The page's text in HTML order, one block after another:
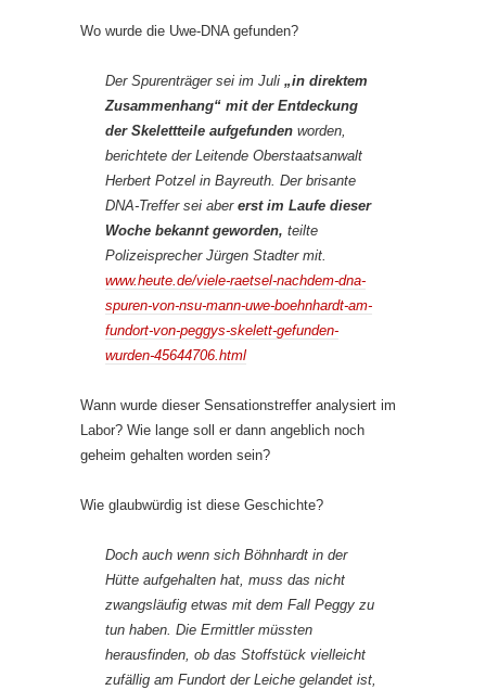
Wo wurde die Uwe-DNA gefunden?
Der Spurenträger sei im Juli „in direktem
Zusammenhang“ mit der Entdeckung
der Skelettteile aufgefunden worden,
berichtete der Leitende Oberstaatsanwalt
Herbert Potzel in Bayreuth. Der brisante
DNA-Treffer sei aber erst im Laufe dieser
Woche bekannt geworden, teilte
Polizeisprecher Jürgen Stadter mit.
www.heute.de/viele-raetsel-nachdem-dna-
spuren-von-nsu-mann-uwe-boehnhardt-am-
fundort-von-peggys-skelett-gefunden-
wurden-45644706.html
Wann wurde dieser Sensationstreffer analysiert im
Labor? Wie lange soll er dann angeblich noch
geheim gehalten worden sein?
Wie glaubwürdig ist diese Geschichte?
Doch auch wenn sich Böhnhardt in der
Hütte aufgehalten hat, muss das nicht
zwangsläufig etwas mit dem Fall Peggy zu
tun haben. Die Ermittler müssten
herausfinden, ob das Stoffstück vielleicht
zufällig am Fundort der Leiche gelandet ist,